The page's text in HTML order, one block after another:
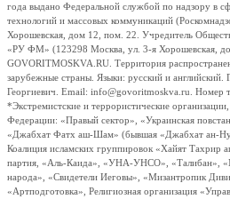
года выдано Федеральной службой по надзору в
технологий и массовых коммуникаций
Хорошевская, дом 12, пом. 22. Учредитель
«РУ ФМ» (123298 Москва, ул. 3-я Хорошевская,
GOVORITMOSKVA.RU. Территория
зарубежные страны. Языки: русский и английский.
Георгиевич. Email: info@govoritmoskva.ru. Номер
*Экстремистские и террористические
Федерации: «Правый сектор», «Украинская
«Джабхат Фатх аш-Шам» (бывшая «Джабхат ан-
Коалиция исламских группировок «Хайят Тахрир
партия, «Аль-Каида», «УНА-УНСО», «Талибан»,
народа», «Свидетели Иеговы», «Мизантропик
«Артподготовка», Религиозная организация